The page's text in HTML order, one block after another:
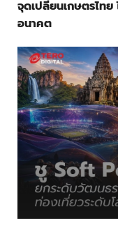
จุดเปลี่ยนเกษตรไท
อนาคต